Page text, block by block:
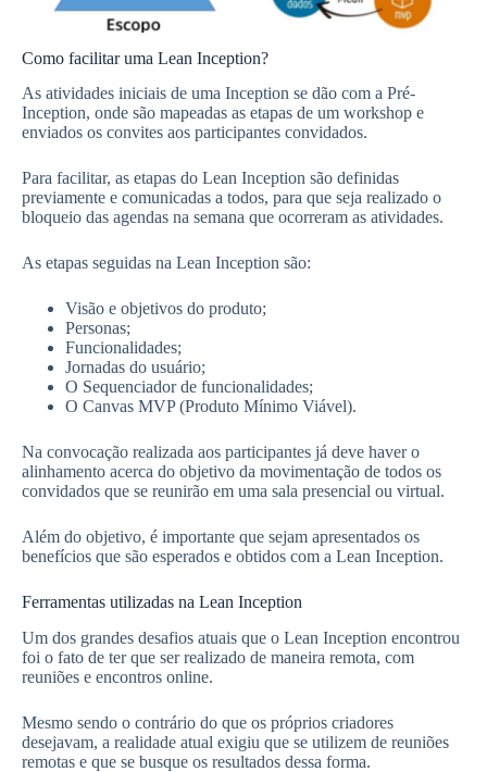
Como facilitar uma Lean Inception?
As atividades iniciais de uma Inception se dão com a Pré-
Inception, onde são mapeadas as etapas de um workshop e
enviados os convites aos participantes convidados.
Para facilitar, as etapas do Lean Inception são definidas
previamente e comunicadas a todos, para que seja realizado o
bloqueio das agendas na semana que ocorreram as atividades.
As etapas seguidas na Lean Inception são:
Visão e objetivos do produto;
Personas;
Funcionalidades;
Jornadas do usuário;
O Sequenciador de funcionalidades;
O Canvas MVP (Produto Mínimo Viável).
Na convocação realizada aos participantes já deve haver o
alinhamento acerca do objetivo da movimentação de todos os
convidados que se reunirão em uma sala presencial ou virtual.
Além do objetivo, é importante que sejam apresentados os
benefícios que são esperados e obtidos com a Lean Inception.
Ferramentas utilizadas na Lean Inception
Um dos grandes desafios atuais que o Lean Inception encontrou
foi o fato de ter que ser realizado de maneira remota, com
reuniões e encontros online.
Mesmo sendo o contrário do que os próprios criadores
desejavam, a realidade atual exigiu que se utilizem de reuniões
remotas e que se busque os resultados dessa forma.